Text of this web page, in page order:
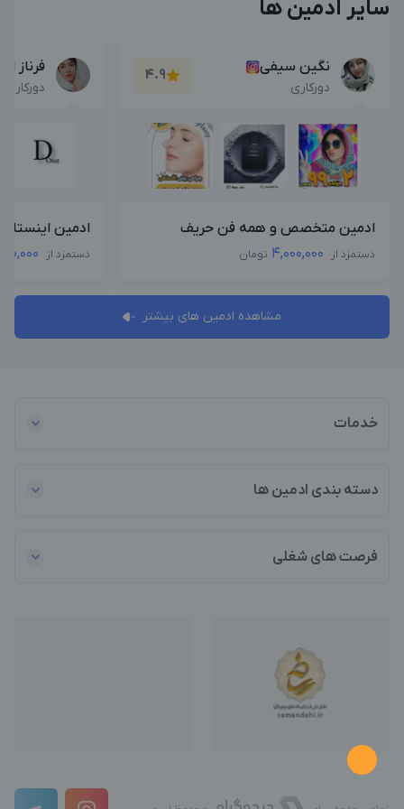
سایر ادمین ها
نگین سیفی
دورکاری
4.9
ادمین متخصص و همه فن حریف
دستمزد از 4,000,000 تومان
فرناز
دورکاری
ادمین
دستمزد از
مشاهده ادمین های بیشتر
خدمات
دسته بندی ادمین ها
فرصت های شغلی